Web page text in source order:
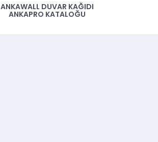
ANKAWALL DUVAR KAĞIDI
ANKAPRO KATALOĞU